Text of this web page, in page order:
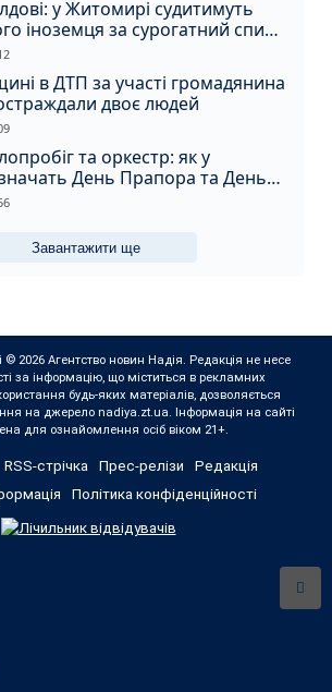
у Житомирі судитимуть
іноземця за сурогатний спирт
в ДТП за участі громадянина
двоє людей
та оркестр: як у
День Прапора та День
Завантажити ще
© 2026 Агентство новин Надія. Редакція не несе
за інформацію, що міститься в рекламних
будь-яких матеріалів, дозволяється
на джерело nadiya.zt.ua. Інформація на сайті
для ознайомлення осіб віком 21+.
RSS-стрічка Прес-релізи
Редакція
Політика конфіденційності